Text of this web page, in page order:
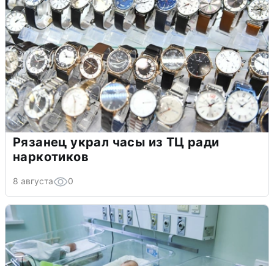
Рязанец украл часы из ТЦ ради
наркотиков
8 августа 0